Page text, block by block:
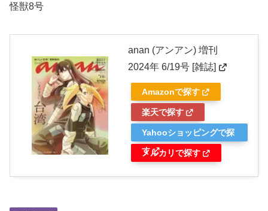
怪獣8号
anan (アンアン) 増刊
2024年 6/19号 [雑誌]
Amazonで探す
楽天で探す
Yahooショッピングで探
す
メルカリで探す